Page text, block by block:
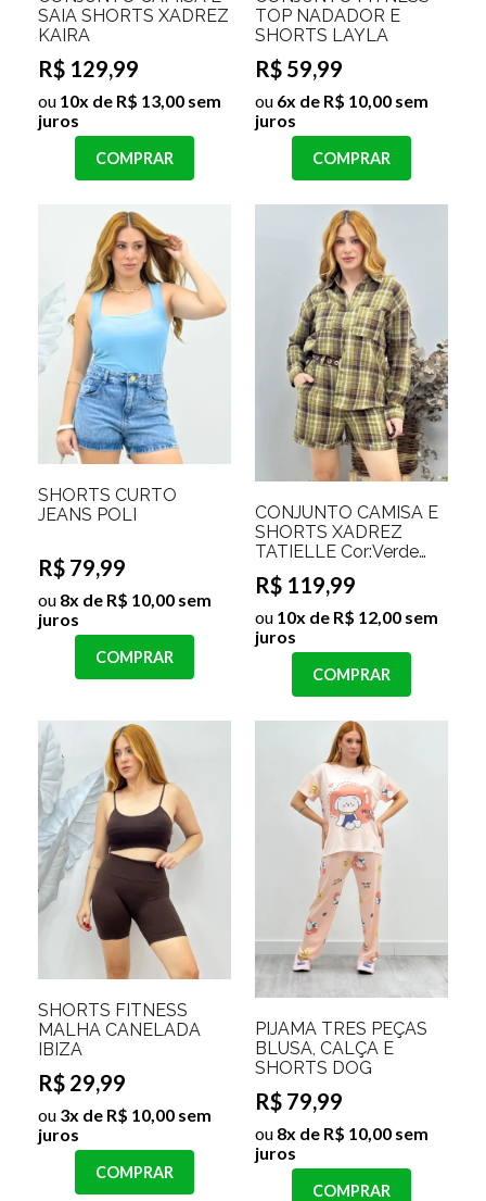
SAIA SHORTS XADREZ
KAIRA
R$ 129,99
ou 10x de R$ 13,00 sem
juros
COMPRAR
TOP NADADOR E
SHORTS LAYLA
R$ 59,99
ou 6x de R$ 10,00 sem
juros
COMPRAR
SHORTS CURTO
JEANS POLI
R$ 79,99
ou 8x de R$ 10,00 sem
juros
COMPRAR
CONJUNTO CAMISA E
SHORTS XADREZ
TATIELLE Cor:Verde
Musgo;Tamanho:M
R$ 119,99
ou 10x de R$ 12,00 sem
juros
COMPRAR
SHORTS FITNESS
MALHA CANELADA
IBIZA
R$ 29,99
ou 3x de R$ 10,00 sem
juros
COMPRAR
PIJAMA TRES PEÇAS
BLUSA, CALÇA E
SHORTS DOG
R$ 79,99
ou 8x de R$ 10,00 sem
juros
COMPRAR